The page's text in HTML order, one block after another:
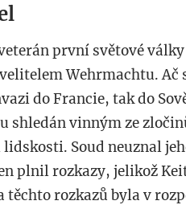
první světové
Wehrmachtu. Ač
do Francie, tak do
shledán vinným ze
Soud neuznal
plnil rozkazy, jelikož
těchto rozkazů byla v